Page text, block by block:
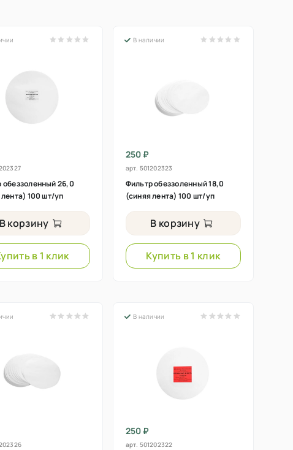
обеззоленный 26,0
100 шт/уп
В корзину
в 1 клик
В наличии
250 ₽
арт. 501202323
Фильтр обеззоленный 18,0
(синяя лента) 100 шт/уп
В корзину
Купить в 1 клик
В наличии
250 ₽
арт. 501202322